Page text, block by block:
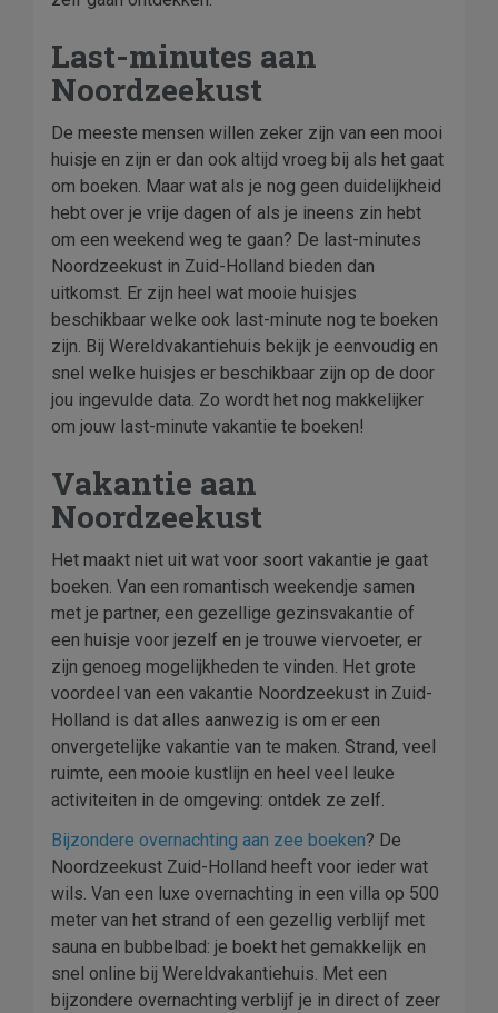
Last-minutes aan
Noordzeekust
De meeste mensen willen zeker zijn van een mooi
huisje en zijn er dan ook altijd vroeg bij als het gaat
om boeken. Maar wat als je nog geen duidelijkheid
hebt over je vrije dagen of als je ineens zin hebt
om een weekend weg te gaan? De last-minutes
Noordzeekust in Zuid-Holland bieden dan
uitkomst. Er zijn heel wat mooie huisjes
beschikbaar welke ook last-minute nog te boeken
zijn. Bij Wereldvakantiehuis bekijk je eenvoudig en
snel welke huisjes er beschikbaar zijn op de door
jou ingevulde data. Zo wordt het nog makkelijker
om jouw last-minute vakantie te boeken!
Vakantie aan
Noordzeekust
Het maakt niet uit wat voor soort vakantie je gaat
boeken. Van een romantisch weekendje samen
met je partner, een gezellige gezinsvakantie of
een huisje voor jezelf en je trouwe viervoeter, er
zijn genoeg mogelijkheden te vinden. Het grote
voordeel van een vakantie Noordzeekust in Zuid-
Holland is dat alles aanwezig is om er een
onvergetelijke vakantie van te maken. Strand, veel
ruimte, een mooie kustlijn en heel veel leuke
activiteiten in de omgeving: ontdek ze zelf.
Bijzondere overnachting aan zee boeken? De
Noordzeekust Zuid-Holland heeft voor ieder wat
wils. Van een luxe overnachting in een villa op 500
meter van het strand of een gezellig verblijf met
sauna en bubbelbad: je boekt het gemakkelijk en
snel online bij Wereldvakantiehuis. Met een
bijzondere overnachting verblijf je in direct of zeer